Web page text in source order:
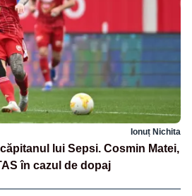
Ionuț Nichita
lui Sepsi. Cosmin Matei,
în cazul de dopaj